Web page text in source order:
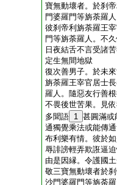
寶無動壞者。於刹
門婆羅門等旃荼羅
彼刹帝利旃荼羅王
門等旃荼羅人。不
日夜結舌不言受諸
定生無間地獄
復次善男子。於未
旃荼羅王宰官居士
羅人。隨惡友行善
不畏後世苦果。見
多聞語 1 甚圓滿或
通獨覺乘法或能傳
布利樂有情。彼於
辱誹謗輕弄欺誑逼
由是因縁。令護國
敬三寶無動壞者於
沙門婆羅門等旃荼